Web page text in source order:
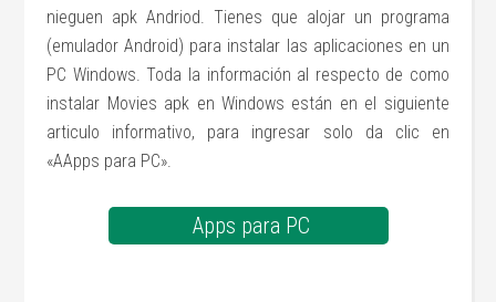
nieguen apk Andriod. Tienes que alojar un programa
(emulador Android) para instalar las aplicaciones en un
PC Windows. Toda la información al respecto de como
instalar Movies apk en Windows están en el siguiente
articulo informativo, para ingresar solo da clic en
«AApps para PC».
Apps para PC